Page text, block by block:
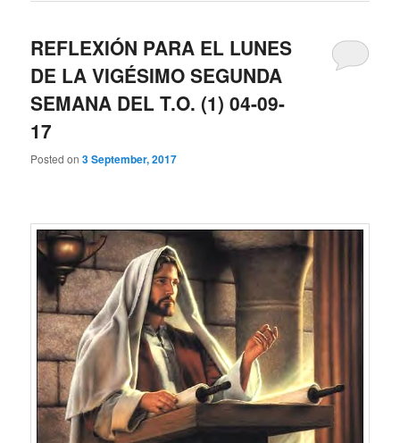
REFLEXIÓN PARA EL LUNES
DE LA VIGÉSIMO SEGUNDA
SEMANA DEL T.O. (1) 04-09-
17
Posted on3 September, 2017